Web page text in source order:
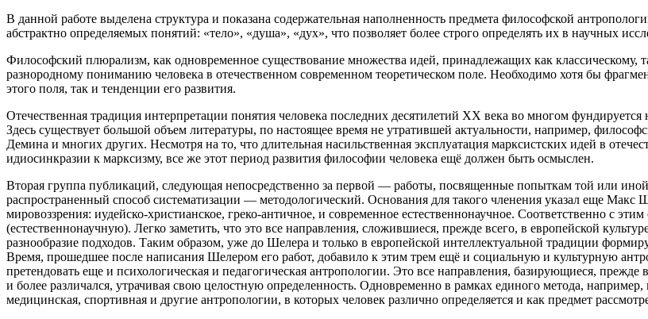
В данной работе выделена структура и показана содержательная наполненность предмета философской
абстрактно определяемых понятий: «тело», «душа», «дух», что позволяет более строго определять их в научных
Философский плюрализм, как одновременное существование множества идей, принадлежащих как классическому,
разнородному пониманию человека в отечественном современном теоретическом поле. Необходимо хотя бы
этого поля, так и тенденции его развития.
Отечественная традиция интерпретации понятия человека последних десятилетий ХХ века во многом
Здесь существует большой объем литературы, по настоящее время не утратившей актуальности, например,
Демина и многих других. Несмотря на то, что длительная насильственная эксплуатация марксистских идей в
идиосинкразии к марксизму, все же этот период развития философии человека ещё должен быть осмыслен.
Вторая группа публикаций, следующая непосредственно за первой — работы, посвященные попыткам той или
распространенный способ систематизации — методологический. Основания для такого членения указал еще Макс
мировоззрения: иудейско-христианское, греко-античное, и современное естественнонаучное. Соответственно с
(естественнонаучную). Легко заметить, что это все направления, сложившиеся, прежде всего, в европейской
разнообразие подходов. Таким образом, уже до Шелера и только в европейской интеллектуальной традиции
Время, прошедшее после написания Шелером его работ, добавило к этим трем ещё и социальную и культурную
претендовать еще и психологическая и педагогическая антропологии. Это все направления, базирующиеся, прежде
и более различался, утрачивая свою целостную определенность. Одновременно в рамках единого метода,
медицинская, спортивная и другие антропологии, в которых человек различно определяется и как предмет